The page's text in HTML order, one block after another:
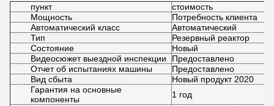
пункт
стоимость
Мощность
Потребность клиента
Автоматический класс
Автоматический
Тип
Резервный реактор
Состояние
Новый
Видеосюжет выездной инспекции
Предоставлено
Отчет об испытаниях машины
Предоставлено
Вид сбыта
Новый продукт 2020
Гарантия на основные
компоненты
1 год